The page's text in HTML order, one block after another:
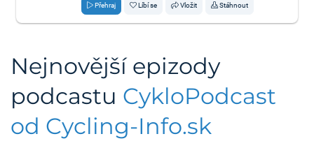
Přehraj Líbí se Vložit Stáhnout
Nejnovější epizody
podcastu CykloPodcast
od Cycling-Info.sk